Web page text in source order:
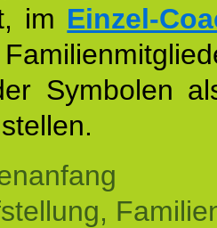
im Einzel-
Symbolen